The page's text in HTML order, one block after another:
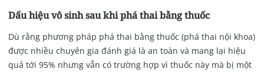
Dấu hiệu vô sinh sau khi phá thai bằng thuốc
Dù rằng phương pháp phá thai bằng thuốc (phá thai nội khoa)
được nhiều chuyên gia đánh giá là an toàn và mang lại hiệu
quả tới 95% nhưng vẫn có trường hợp vì thuốc này mà bị một